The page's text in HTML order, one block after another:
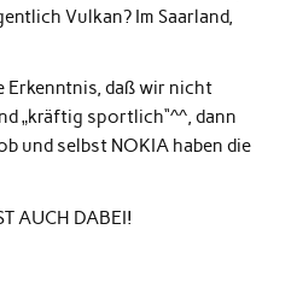
Vulkan? Im Saarland,
Erkenntnis, daß wir nicht
„kräftig sportlich“^^, dann
und selbst NOKIA haben die
AUCH DABEI!